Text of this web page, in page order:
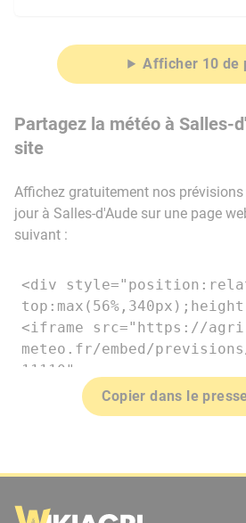
Afficher 10 de
Partagez la météo à Salles-
site
Affichez gratuitement nos
jour à Salles-d'Aude sur une page
suivant :
Copier dans le